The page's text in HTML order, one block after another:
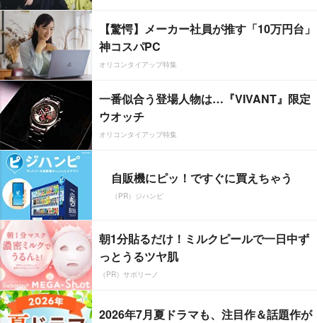
【驚愕】メーカー社員が推す「10万円台」
神コスパPC
オリコンタイアップ特集
一番似合う登場人物は…『VIVANT』限定
ウオッチ
オリコンタイアップ特集
自販機にピッ！ですぐに買えちゃう
（PR）ジハンピ
朝1分貼るだけ！ミルクピールで一日中ず
っとうるツヤ肌
（PR）サボリーノ
2026年7月夏ドラマも、注目作＆話題作が